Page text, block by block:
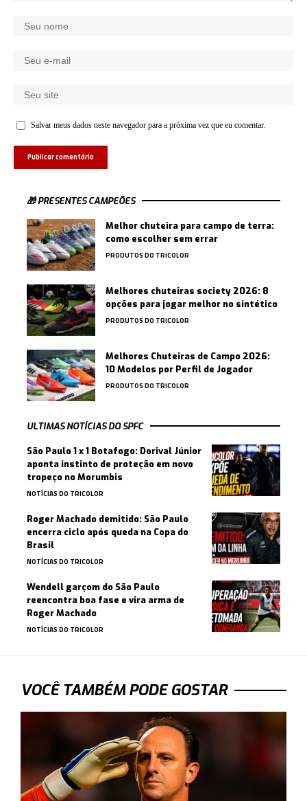
Salvar meus dados neste navegador para a próxima vez que eu comentar.
🎁 PRESENTES CAMPEÕES
Melhor chuteira para campo de terra:
como escolher sem errar
PRODUTOS DO TRICOLOR
Melhores chuteiras society 2026: 8
opções para jogar melhor no sintético
PRODUTOS DO TRICOLOR
Melhores Chuteiras de Campo 2026:
10 Modelos por Perfil de Jogador
PRODUTOS DO TRICOLOR
ULTIMAS NOTÍCIAS DO SPFC
São Paulo 1 x 1 Botafogo: Dorival Júnior
aponta instinto de proteção em novo
tropeço no Morumbis
NOTÍCIAS DO TRICOLOR
Roger Machado demitido: São Paulo
encerra ciclo após queda na Copa do
Brasil
NOTÍCIAS DO TRICOLOR
Wendell garçom do São Paulo
reencontra boa fase e vira arma de
Roger Machado
NOTÍCIAS DO TRICOLOR
VOCÊ TAMBÉM PODE GOSTAR